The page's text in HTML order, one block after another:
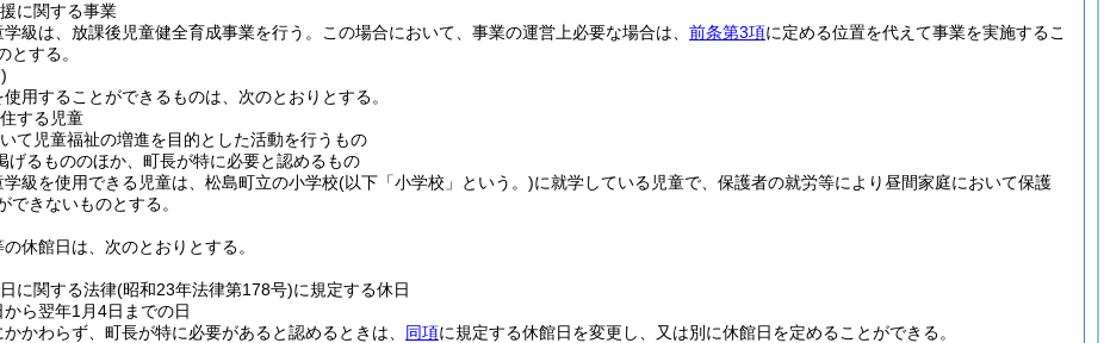
に関する事業
級は、放課後児童健全育成事業を行う。 この場合において、事業の運営上必要な場合は、 前条第3項に定める位置を代えて事業を実施するこ
とする。
使用することができるものは、次のとおりとする。
する児童
て児童福祉の増進を目的とした活動を行うもの
げるもののほか、町長が特に必要と認めるもの
学級を使用できる児童は、松島町立の小学校(以下「小学校」という。)に就学している児童で、保護者の就労等により昼間家庭において保護
できないものとする。
の休館日は、次のとおりとする。
に関する法律(昭和23年法律第178号)に規定する休日
から翌年1月4日までの日
かわらず、町長が特に必要があると認めるときは、 同項に規定する休館日を変更し、又は別に休館日を定めることができる。